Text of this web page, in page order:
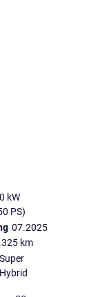
kW
PS)
07.2025
km
Super
Hybrid